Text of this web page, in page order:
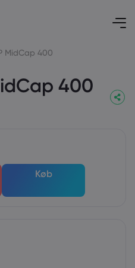
MidCap 400
400
Køb